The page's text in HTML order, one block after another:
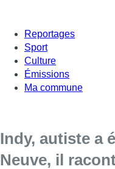
Reportages
Sport
Culture
Émissions
Ma commune
Indy, autiste a
Neuve, il